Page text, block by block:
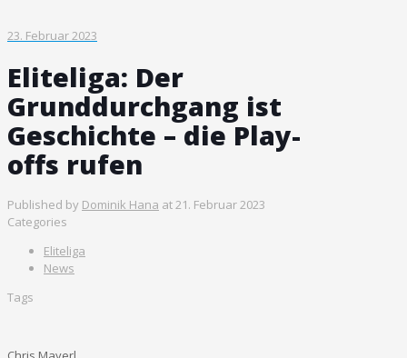
23. Februar 2023
Eliteliga: Der
Grunddurchgang ist
Geschichte – die Play-
offs rufen
Published by Dominik Hana at21. Februar 2023
Categories
Eliteliga
News
Tags